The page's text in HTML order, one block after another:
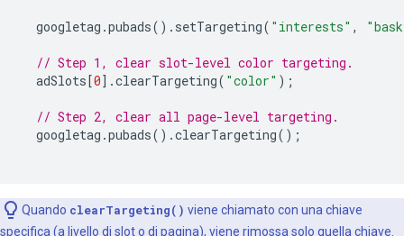
googletag .pubads(). setTargeting( "interests" ,
// Step 1, clear slot-level color targeting.
adSlots[0].clearTargeting( "color" );
// Step 2, clear all page-level targeting.
googletag .pubads().clearTargeting();
Quando clearTargeting() viene chiamato con una chiave
specifica (a livello di slot o di pagina), viene rimossa solo quella chiave.